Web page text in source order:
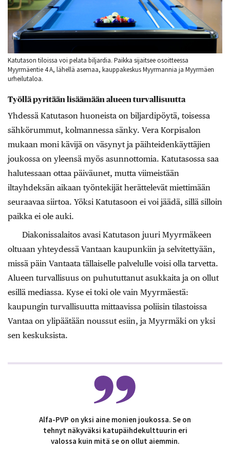
Katutason tiloissa voi pelata biljardia. Paikka sijaitsee osoitteessa
Myyrmäentie 4 A, lähellä asemaa, kauppakeskus Myyrmannia ja Myyrmäen
urheilutaloa.
Työllä pyritään lisäämään alueen turvallisuutta
Yhdessä Katutason huoneista on biljardipöytä, toisessa
sähkörummut, kolmannessa sänky. Vera Korpisalon
mukaan moni kävijä on väsynyt ja päihteidenkäyttäjien
joukossa on yleensä myös asunnottomia. Katutasossa saa
halutessaan ottaa päiväunet, mutta viimeistään
iltayhdeksän aikaan työntekijät herättelevät miettimään
seuraavaa siirtoa. Yöksi Katutasoon ei voi jäädä, sillä silloin
paikka ei ole auki.
Diakonissalaitos avasi Katutason juuri Myyrmäkeen
oltuaan yhteydessä Vantaan kaupunkiin ja selvitettyään,
missä päin Vantaata tällaiselle palvelulle voisi olla tarvetta.
Alueen turvallisuus on puhututtanut asukkaita ja on ollut
esillä mediassa. Kyse ei toki ole vain Myyrmäestä:
kaupungin turvallisuutta mittaavissa poliisin tilastoissa
Vantaa on ylipäätään noussut esiin, ja Myyrmäki on yksi
sen keskuksista.
Alfa-PVP on yksi aine monien joukossa. Se on
tehnyt näkyväksi katupäihdekulttuurin eri
valossa kuin mitä se on ollut aiemmin.